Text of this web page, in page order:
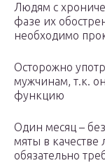
Людям с
фазе их
необходимо
Осторожно
мужчинам, т.к.
функцию
Один месяц –
мяты в качестве
обязательно